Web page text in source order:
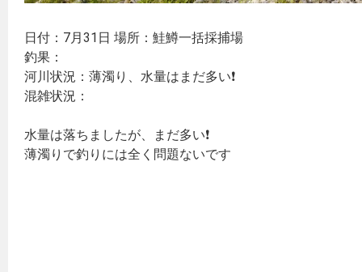
日付：7月31日 場所：鮭鱒一括採捕場
釣果：
河川状況：薄濁り、水量はまだ多い❗
混雑状況：
水量は落ちましたが、まだ多い❗
薄濁りで釣りには全く問題ないです